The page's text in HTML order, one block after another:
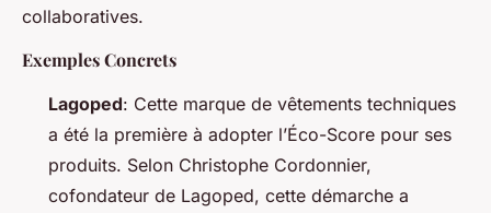
collaboratives.
Exemples Concrets
Lagoped: Cette marque de vêtements techniques
a été la première à adopter l’Éco-Score pour ses
produits. Selon Christophe Cordonnier,
cofondateur de Lagoped, cette démarche a